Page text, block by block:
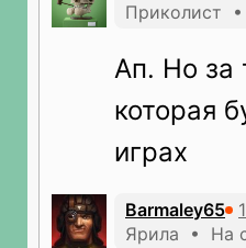
Приколист
Ап. Но за
которая
играх
Barmaley65
Ярила • На